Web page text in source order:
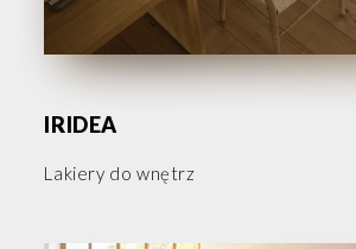
IRIDEA
Lakiery do wnętrz